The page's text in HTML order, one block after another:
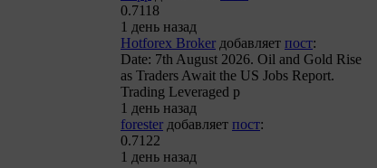
0.7118
1 день назад
Hotforex Broker добавляет пост:
Date: 7th August 2026. Oil and Gold Rise
as Traders Await the US Jobs Report.
Trading Leveraged p
1 день назад
forester добавляет пост:
0.7122
1 день назад